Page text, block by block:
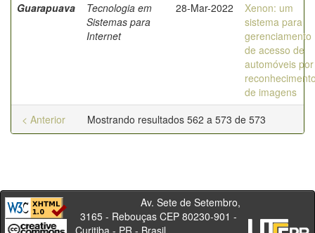
Guarapuava
Tecnologia em
Sistemas para
Internet
28-Mar-2022
Xenon: um
sistema para
gerenciamento
de acesso de
automóveis por
de imagens
Mostrando resultados 562 a 573 de 573
< Anterior
Av. Sete de Setembro,
3165 - Rebouças CEP 80230-901 -
Curitiba - PR - Brasil